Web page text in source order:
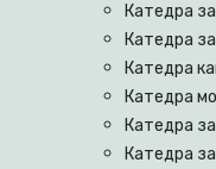
Катедра
Катедра
Катедра
Катедра
Катедра
Катедра